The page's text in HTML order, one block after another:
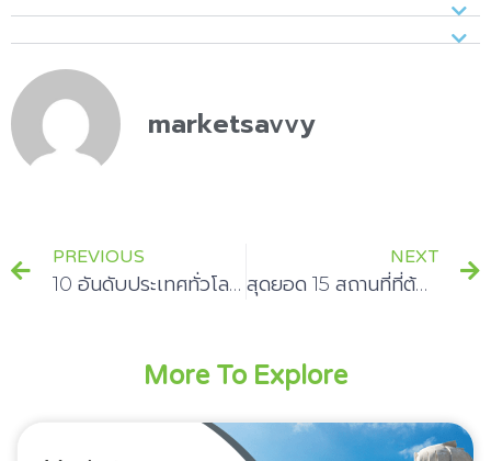
marketsavvy
PREVIOUS
10 อันดับประเทศทั่วโลกที่คุณไม่ควรพลาดพาคนรู้ใจชอบเที่ยวต่างประเทศสักครั้ง
NEXT
สุดยอด 15 สถานที่ที่ต้องเช็คอินเมื่อไปฝรั่งเศส
More To Explore